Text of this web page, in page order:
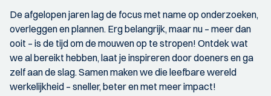
De afgelopen jaren lag de focus met name op onderzoeken,
overleggen en plannen. Erg belangrijk, maar nu – meer dan
ooit – is de tijd om de mouwen op te stropen! Ontdek wat
we al bereikt hebben, laat je inspireren door doeners en ga
zelf aan de slag. Samen maken we die leefbare wereld
werkelijkheid – sneller, beter en met meer impact!